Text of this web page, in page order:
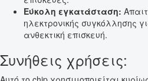
Εύκολη εγκατάσταση:
ηλεκτρονικής συγκόλλησης
ανθεκτική επισκευή.
Συνήθεις χρήσεις: